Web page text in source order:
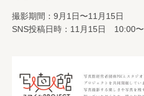
撮影期間：9月1日〜11月15日
SNS投稿日時：11月15日 10:00〜